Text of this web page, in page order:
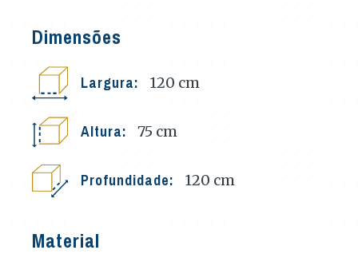
Dimensões
Largura: 120 cm
Altura: 75 cm
Profundidade: 120 cm
Material